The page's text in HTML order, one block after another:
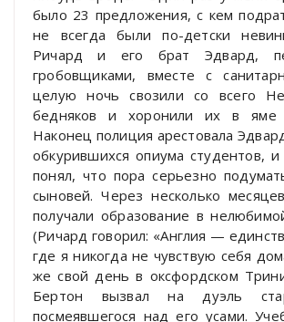
было 23 предложения, с кем
не всегда были по-детски
Ричард и его брат Эдвард,
гробовщиками, вместе с
целую ночь свозили со всего
бедняков и хоронили их в яме
Наконец полиция арестовала
обкурившихся опиума студентов,
понял, что пора серьезно
сыновей. Через несколько
получали образование в
(Ричард говорил: «Англия —
где я никогда не чувствую себя
же свой день в оксфордском
Бертон вызвал на дуэль
посмеявшегося над его усами.